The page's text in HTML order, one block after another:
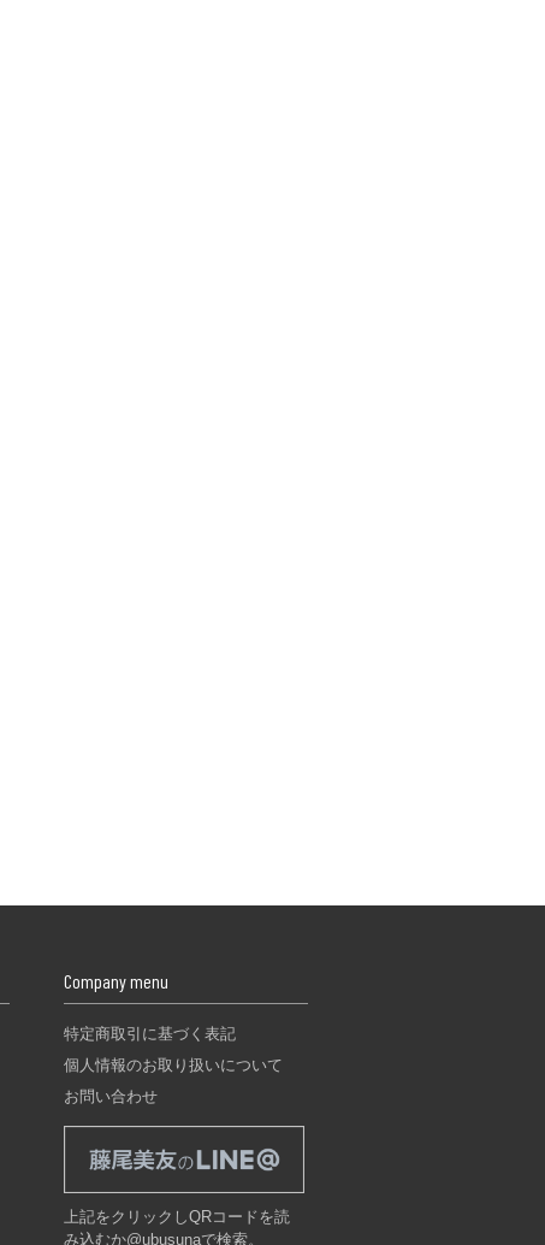
Company menu
特定商取引に基づく表記
個人情報のお取り扱いについて
お問い合わせ
上記をクリックしQRコードを読
み込むか@ubusunaで検索。